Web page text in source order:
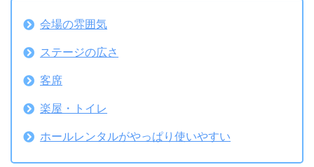
会場の雰囲気
ステージの広さ
客席
楽屋・トイレ
ホールレンタルがやっぱり使いやすい